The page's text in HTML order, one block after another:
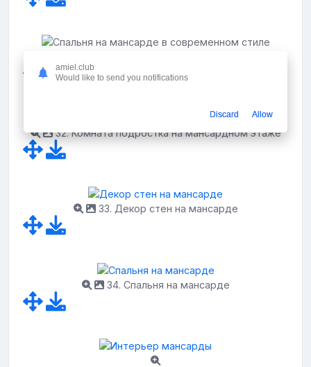
32. Комната подростка на мансардном этаже
33. Декор стен на мансарде
34. Спальня на мансарде
amiel.club
Would like to send you notifications
Discard Allow